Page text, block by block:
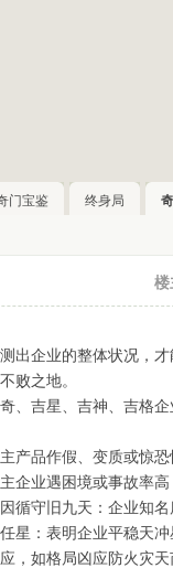
门宝鉴 终身局
楼
出企业的整体状况，
败之地。
、吉星、吉神、吉格企
产品作假、变质或惊
企业遇困境或事故率
循守旧九天：企业知
：表明企业平稳天冲
，如格局凶应防火灾